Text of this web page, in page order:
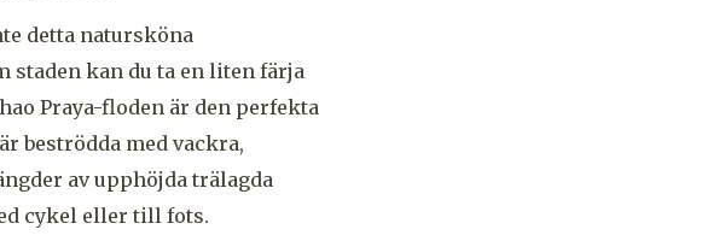
detta natursköna
staden kan du ta en liten färja
Praya-floden är den perfekta
beströdda med vackra,
av upphöjda trälagda
cykel eller till fots.